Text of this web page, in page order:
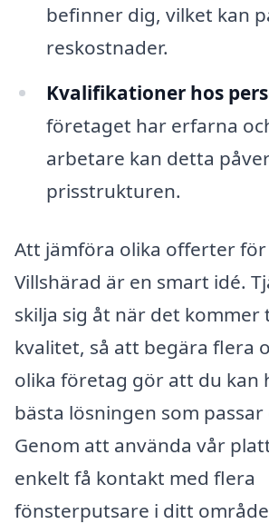
befinner dig, vilket kan
reskostnader.
Kvalifikationer hos
företaget har erfarna
arbetare kan detta
prisstrukturen.
Att jämföra olika offerter
Villshärad är en smart idé.
skilja sig åt när det kommer
kvalitet, så att begära flera
olika företag gör att du kan
bästa lösningen som
Genom att använda vår
enkelt få kontakt med flera
fönsterputsare i ditt